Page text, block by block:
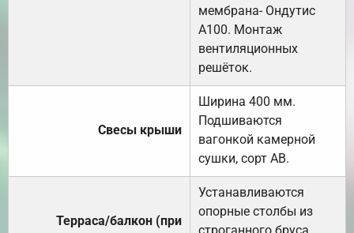
мембрана- Ондутис
А100. Монтаж
вентиляционных
решёток.
Свесы крыши
Ширина 400 мм.
Подшиваются
вагонкой камерной
сушки, сорт АВ.
Терраса/балкон (при
Устанавливаются
опорные столбы из
строганного бруса